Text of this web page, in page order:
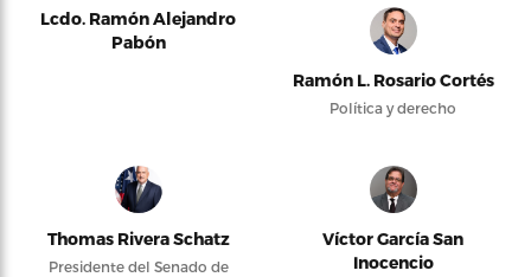
Lcdo. Ramón Alejandro
Pabón
Ramón L. Rosario Cortés
Política y derecho
Thomas Rivera Schatz
Presidente del Senado de
Víctor García San
Inocencio